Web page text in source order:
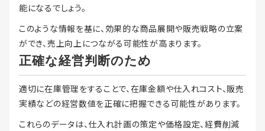
能になるでしょう。
このような情報を基に、効果的な商品展開や販売戦略の立案
ができ、売上向上につながる可能性が高まります。
正確な経営判断のため
適切に在庫管理をすることで、在庫金額や仕入れコスト、販売
実績などの経営数値を正確に把握できる可能性があります。
これらのデータは、仕入れ計画の策定や価格設定、経費削減